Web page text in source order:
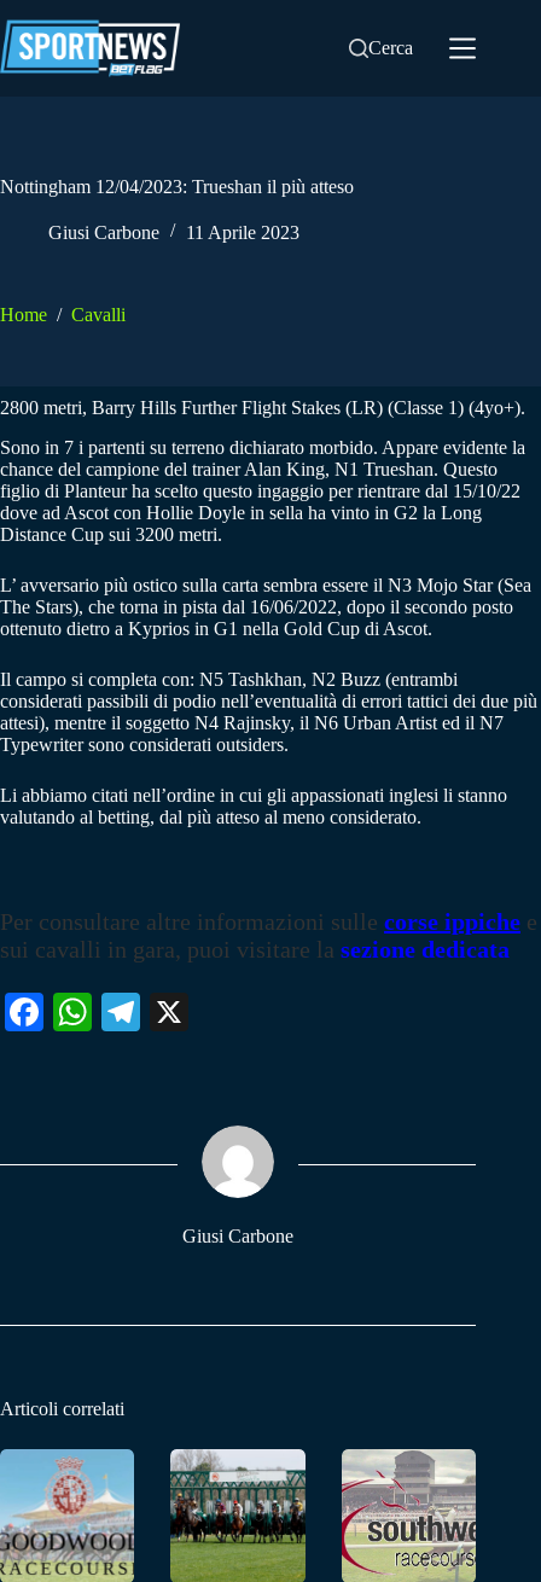
al
contenuto
Cerca
Nottingham 12/04/2023: Trueshan il più atteso
Giusi Carbone 11 Aprile 2023
Home / Cavalli
2800 metri, Barry Hills Further Flight Stakes (LR) (Classe 1) (4yo+).
Sono in 7 i partenti su terreno dichiarato morbido. Appare evidente la
chance del campione del trainer Alan King, N1 Trueshan. Questo
figlio di Planteur ha scelto questo ingaggio per rientrare dal 15/10/22
dove ad Ascot con Hollie Doyle in sella ha vinto in G2 la Long
Distance Cup sui 3200 metri.
L’ avversario più ostico sulla carta sembra essere il N3 Mojo Star (Sea
The Stars), che torna in pista dal 16/06/2022, dopo il secondo posto
ottenuto dietro a Kyprios in G1 nella Gold Cup di Ascot.
Il campo si completa con: N5 Tashkhan, N2 Buzz (entrambi
considerati passibili di podio nell’eventualità di errori tattici dei due più
attesi), mentre il soggetto N4 Rajinsky, il N6 Urban Artist ed il N7
Typewriter sono considerati outsiders.
Li abbiamo citati nell’ordine in cui gli appassionati inglesi li stanno
valutando al betting, dal più atteso al meno considerato.
Per consultare altre informazioni sulle corse ippiche e
sui cavalli in gara, puoi visitare la sezione dedicata
Fa W
pp
Te
m
Giusi Carbone
Articoli correlati